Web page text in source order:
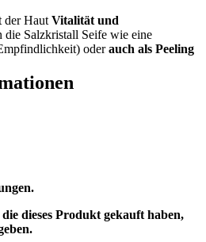
der Haut Vitalität und
die Salzkristall Seife wie eine
oderauch als Peeling
dieses Produkt gekauft haben,